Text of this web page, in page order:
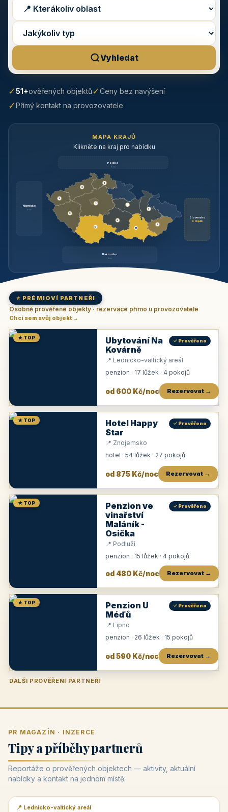
Vyhledat
✓51+ověřených objektů✓Ceny bez navýšení
✓Přímý kontakt na provozovatele
MAPA KRAJŮ
Klikněte na kraj pro nabídku
Polsko
brzy
Německo
brzy
Slovensko
6 objektů
Rakousko
brzy
3
9
3
3
3
3
1
2
11
1
6
⭐ PRÉMIOVÍ PARTNEŘI
Osobně prověřené objekty · rezervace přímo u provozovatele
Chci sem svůj objekt →
★ TOP
Ubytování Na
Kovárně
✓ Prověřeno
📍 Lednicko-valtický areál
penzion · 17 lůžek · 4 pokojů
od 600 Kč/noc Rezervovat →
★ TOP
Hotel Happy
Star
✓ Prověřeno
📍 Znojemsko
hotel · 54 lůžek · 27 pokojů
od 875 Kč/noc Rezervovat →
★ TOP
Penzion ve
vinařství
Maláník -
Osička
✓ Prověřeno
📍 Podluží
penzion · 15 lůžek · 4 pokojů
od 480 Kč/noc Rezervovat →
★ TOP
Penzion U
Méďů
✓ Prověřeno
📍 Lipno
penzion · 26 lůžek · 15 pokojů
od 590 Kč/noc Rezervovat →
DALŠÍ PROVĚŘENÍ PARTNEŘI
Penzion U Zámku Pension Faber
PR MAGAZÍN · INZERCE
Tipy a příběhy partnerů
Reportáže o prověřených objektech — aktivity, aktuální
nabídky a kontakt na jednom místě.
📰 PR článek
📍 Lednicko-valtický areál